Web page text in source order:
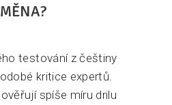
testování z češtiny
kritice expertů.
spíše míru drilu